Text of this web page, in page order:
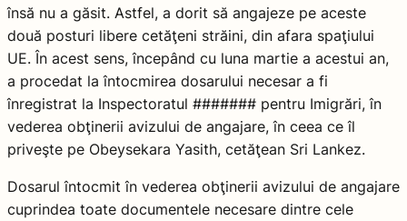
însă nu a găsit. Astfel, a dorit să angajeze pe aceste
două posturi libere cetăţeni străini, din afara spaţiului
UE. În acest sens, începând cu luna martie a acestui an,
a procedat la întocmirea dosarului necesar a fi
înregistrat la Inspectoratul ####### pentru Imigrări, în
vederea obţinerii avizului de angajare, în ceea ce îl
priveşte pe Obeysekara Yasith, cetăţean Sri Lankez.
Dosarul întocmit în vederea obţinerii avizului de angajare
cuprindea toate documentele necesare dintre cele